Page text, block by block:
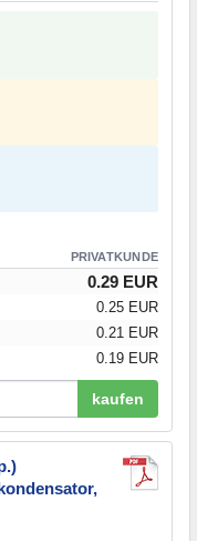
PRIVATKUNDE
0.29 EUR
0.25 EUR
0.21 EUR
0.19 EUR
kaufen